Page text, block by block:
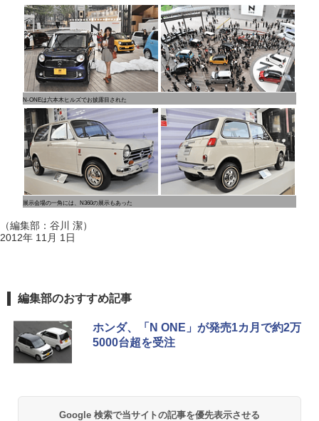
N-ONEは六本木ヒルズでお披露目された
展示会場の一角には、N360の展示もあった
（編集部：谷川 潔）
2012年 11月 1日
編集部のおすすめ記事
ホンダ、「N ONE」が発売1カ月で約2万
5000台超を受注
Google 検索で当サイトの記事を優先表示させる